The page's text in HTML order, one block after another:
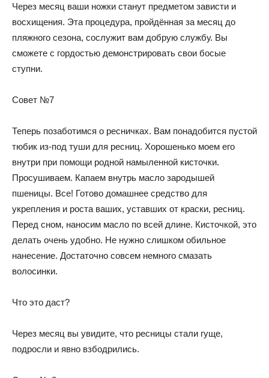
Через месяц ваши ножки станут предметом зависти и
восхищения. Эта процедура, пройдённая за месяц до
пляжного сезона, сослужит вам добрую службу. Вы
сможете с гордостью демонстрировать свои босые
ступни.
Совет №7
Теперь позаботимся о ресничках. Вам понадобится пустой
тюбик из-под туши для ресниц. Хорошенько моем его
внутри при помощи родной намыленной кисточки.
Просушиваем. Капаем внутрь масло зародышей
пшеницы. Все! Готово домашнее средство для
укрепления и роста ваших, уставших от краски, ресниц.
Перед сном, наносим масло по всей длине. Кисточкой, это
делать очень удобно. Не нужно слишком обильное
нанесение. Достаточно совсем немного смазать
волосинки.
Что это даст?
Через месяц вы увидите, что ресницы стали гуще,
подросли и явно взбодрились.